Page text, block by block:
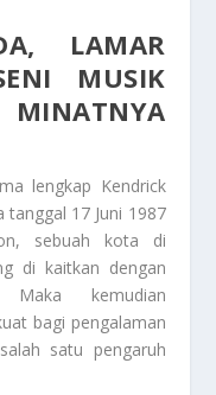
LAMAR
MUSIK
MINATNYA
lengkap Kendrick
17 Juni 1987
sebuah kota di
di kaitkan dengan
Maka kemudian
bagi pengalaman
satu pengaruh